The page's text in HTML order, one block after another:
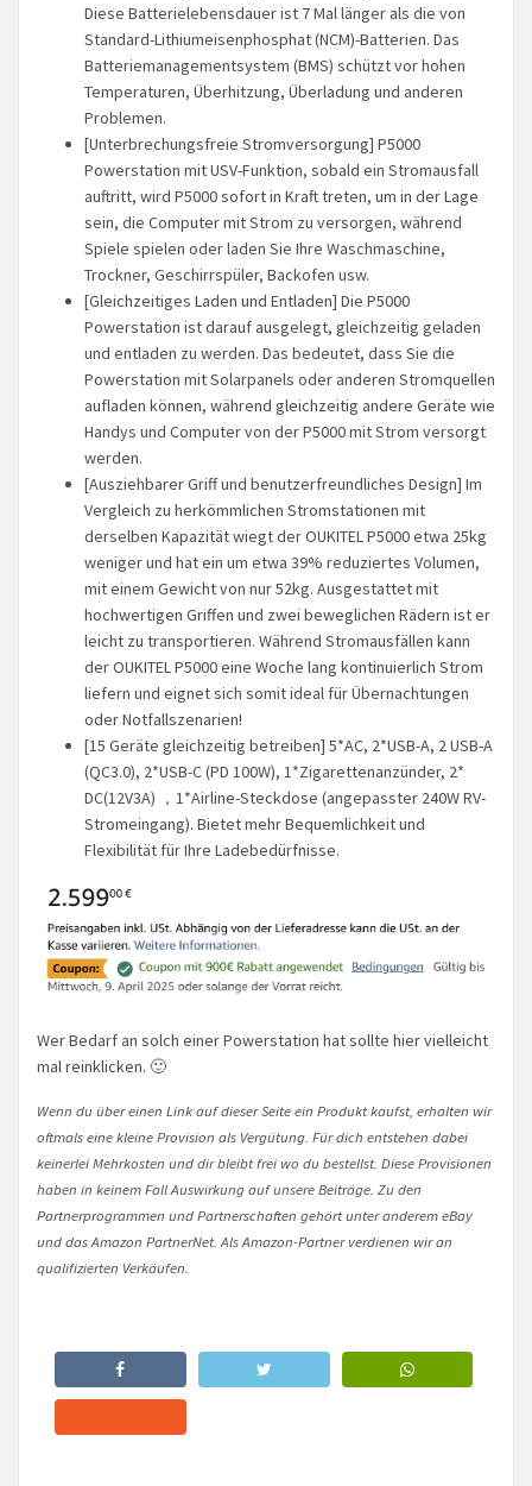
Diese Batterielebensdauer ist 7 Mal länger als die von
Standard-Lithiumeisenphosphat (NCM)-Batterien. Das
Batteriemanagementsystem (BMS) schützt vor hohen
Temperaturen, Überhitzung, Überladung und anderen
Problemen.
[Unterbrechungsfreie Stromversorgung] P5000
Powerstation mit USV-Funktion, sobald ein Stromausfall
auftritt, wird P5000 sofort in Kraft treten, um in der Lage
sein, die Computer mit Strom zu versorgen, während
Spiele spielen oder laden Sie Ihre Waschmaschine,
Trockner, Geschirrspüler, Backofen usw.
[Gleichzeitiges Laden und Entladen] Die P5000
Powerstation ist darauf ausgelegt, gleichzeitig geladen
und entladen zu werden. Das bedeutet, dass Sie die
Powerstation mit Solarpanels oder anderen Stromquellen
aufladen können, während gleichzeitig andere Geräte wie
Handys und Computer von der P5000 mit Strom versorgt
werden.
[Ausziehbarer Griff und benutzerfreundliches Design] Im
Vergleich zu herkömmlichen Stromstationen mit
derselben Kapazität wiegt der OUKITEL P5000 etwa 25kg
weniger und hat ein um etwa 39% reduziertes Volumen,
mit einem Gewicht von nur 52kg. Ausgestattet mit
hochwertigen Griffen und zwei beweglichen Rädern ist er
leicht zu transportieren. Während Stromausfällen kann
der OUKITEL P5000 eine Woche lang kontinuierlich Strom
liefern und eignet sich somit ideal für Übernachtungen
oder Notfallszenarien!
[15 Geräte gleichzeitig betreiben] 5*AC, 2*USB-A, 2 USB-A
(QC3.0), 2*USB-C (PD 100W), 1*Zigarettenanzünder, 2*
DC(12V3A) ，1*Airline-Steckdose (angepasster 240W RV-
Stromeingang). Bietet mehr Bequemlichkeit und
Flexibilität für Ihre Ladebedürfnisse.
Wer Bedarf an solch einer Powerstation hat sollte hier vielleicht
mal reinklicken. 🙂
Wenn du über einen Link auf dieser Seite ein Produkt kaufst, erhalten wir
oftmals eine kleine Provision als Vergütung. Für dich entstehen dabei
keinerlei Mehrkosten und dir bleibt frei wo du bestellst. Diese Provisionen
haben in keinem Fall Auswirkung auf unsere Beiträge. Zu den
Partnerprogrammen und Partnerschaften gehört unter anderem eBay
und das Amazon PartnerNet. Als Amazon-Partner verdienen wir an
qualifizierten Verkäufen.